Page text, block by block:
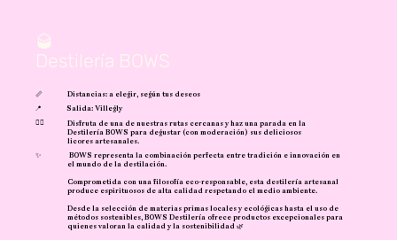
🥃
Destilería BOWS
📏
Distancias: a elegir, según tus deseos
📍
Salida: Villegly
🚴‍♀️
Disfruta de una de nuestras rutas cercanas y haz una parada en la
Destilería BOWS para degustar (con moderación) sus deliciosos
licores artesanales.
✨
BOWS representa la combinación perfecta entre tradición e innovación en
el mundo de la destilación.
Comprometida con una filosofía eco-responsable, esta destilería artesanal
produce espirituosos de alta calidad respetando el medio ambiente.
Desde la selección de materias primas locales y ecológicas hasta el uso de
métodos sostenibles, BOWS Destilería ofrece productos excepcionales para
quienes valoran la calidad y la sostenibilidad 🌿